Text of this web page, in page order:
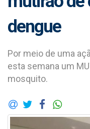
dengue
Por meio de uma
esta semana um
mosquito.